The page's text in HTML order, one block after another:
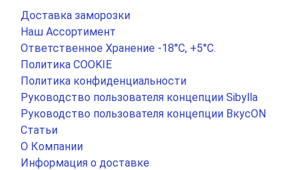
Доставка заморозки
Наш Ассортимент
Ответственное Хранение -18°С, +5°С.
Политика COOKIE
Политика конфиденциальности
Руководство пользователя концепции Sibylla
Руководство пользователя концепции ВкусON
Статьи
О Компании
Информация о доставке